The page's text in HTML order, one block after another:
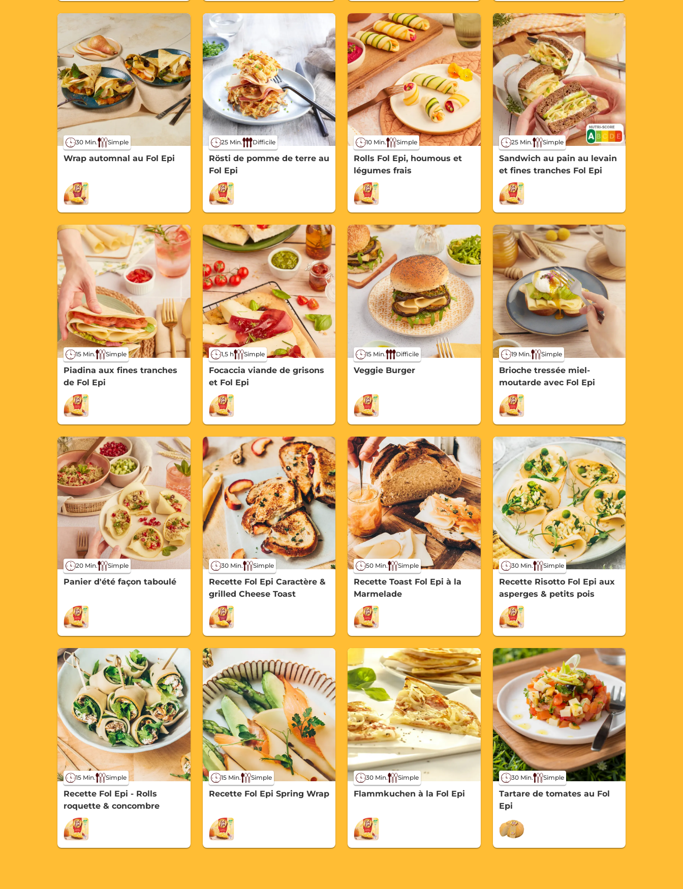
30 Min. Simple
Wrap automnal au Fol Epi
25 Min. Difficile
Rösti de pomme de terre au
Fol Epi
10 Min. Simple
Rolls Fol Epi, houmous et
légumes frais
25 Min. Simple
Sandwich au pain au levain
et fines tranches Fol Epi
15 Min. Simple
Piadina aux fines tranches
de Fol Epi
1,5 h Simple
Focaccia viande de grisons
et Fol Epi
15 Min. Difficile
Veggie Burger
19 Min. Simple
Brioche tressée miel-
moutarde avec Fol Epi
20 Min. Simple
Panier d'été façon taboulé
30 Min. Simple
Recette Fol Epi Caractère &
grilled Cheese Toast
50 Min. Simple
Recette Toast Fol Epi à la
Marmelade
30 Min. Simple
Recette Risotto Fol Epi aux
asperges & petits pois
15 Min. Simple
Recette Fol Epi - Rolls
roquette & concombre
15 Min. Simple
Recette Fol Epi Spring Wrap
30 Min. Simple
Flammkuchen à la Fol Epi
30 Min. Simple
Tartare de tomates au Fol
Epi